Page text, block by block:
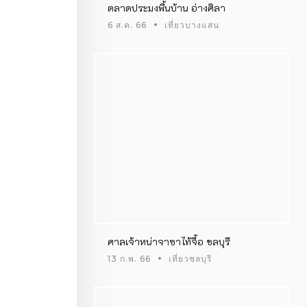
ตลาดประมงพื้นบ้าน อ่างศิลา
6 ส.ค. 66 เที่ยวบางแสน
ศาลเจ้าหน่าจาซาไท้จื้อ ชลบุรี
13 ก.พ. 66 เที่ยวชลบุรี